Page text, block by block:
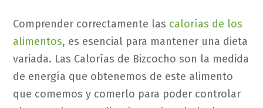
Comprender correctamente las calorías de los
alimentos, es esencial para mantener una dieta
variada. Las Calorías de Bizcocho son la medida
de energía que obtenemos de este alimento
que comemos y comerlo para poder controlar